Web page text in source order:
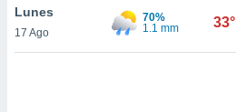
Lunes
17 Ago
70%
1.1 mm
33°